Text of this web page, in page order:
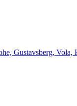
Gustavsberg, Vola,